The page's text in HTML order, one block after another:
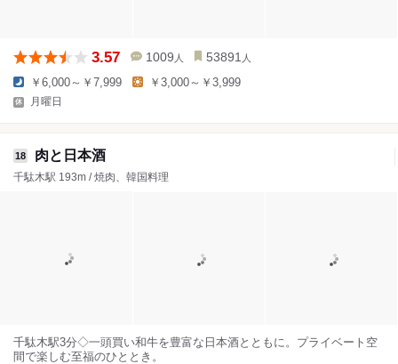
3.57 1009 人 53891 人
￥6,000～￥7,999 ￥3,000～￥3,999
月曜日
18 肉と日本酒
千駄木駅 193m / 焼肉、韓国料理
千駄木駅3分◇一頭買い和牛を豊富な日本酒とともに。プライベート空
間で楽しむ至福のひととき。